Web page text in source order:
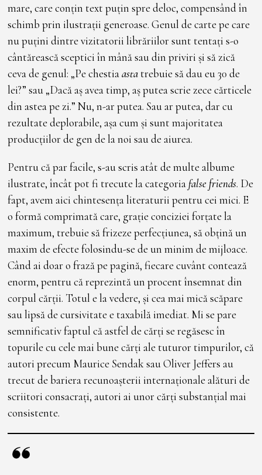
mare, care conțin text puțin spre deloc, compensând în
schimb prin ilustrații generoase. Genul de carte pe care
nu puțini dintre vizitatorii librăriilor sunt tentați s-o
cântărească sceptici în mână sau din priviri și să zică
ceva de genul: „Pe chestiaasta trebuie să dau eu 30 de
lei?” sau „Dacă aș avea timp, aș putea scrie zece cărticele
din astea pe zi.” Nu, n-ar putea. Sau ar putea, dar cu
rezultate deplorabile, așa cum și sunt majoritatea
producțiilor de gen de la noi sau de aiurea.
Pentru că par facile, s-au scris atât de multe albume
ilustrate, încât pot fi trecute la categoria false friends. De
fapt, avem aici chintesența literaturii pentru cei mici. E
o formă comprimată care, grație conciziei forțate la
maximum, trebuie să frizeze perfecțiunea, să obțină un
maxim de efecte folosindu-se de un minim de mijloace.
Când ai doar o frază pe pagină, fiecare cuvânt contează
enorm, pentru că reprezintă un procent însemnat din
corpul cărții. Totul e la vedere, și cea mai mică scăpare
sau lipsă de cursivitate e taxabilă imediat. Mi se pare
semnificativ faptul că astfel de cărți se regăsesc în
topurile cu cele mai bune cărți ale tuturor timpurilor, că
autori precum Maurice Sendak sau Oliver Jeffers au
trecut de bariera recunoașterii internaționale alături de
scriitori consacrați, autori ai unor cărți substanțial mai
consistente.